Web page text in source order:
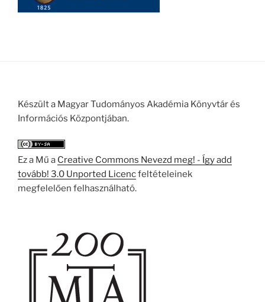
Készült a Magyar Tudományos Akadémia Könyvtár és
Információs Központjában.
Ez a Mű a Creative Commons Nevezd meg! - Így add
tovább! 3.0 Unported Licencfeltételeinek
megfelelően felhasználható.